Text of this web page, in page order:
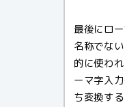
最後にロ
名称でな
的に使わ
ーマ字入
ち変換す